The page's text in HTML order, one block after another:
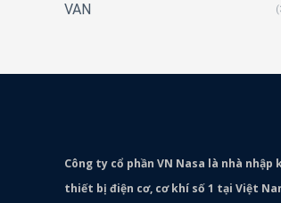
VAN
Công ty cổ phần VN Nasa là nhà nhập
thiết bị điện cơ, cơ khí số 1 tại Việt